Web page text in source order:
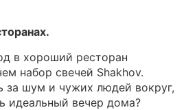
в хороший ресторан
набор свечей Shakhov.
за шум и чужих людей вокруг,
идеальный вечер дома?